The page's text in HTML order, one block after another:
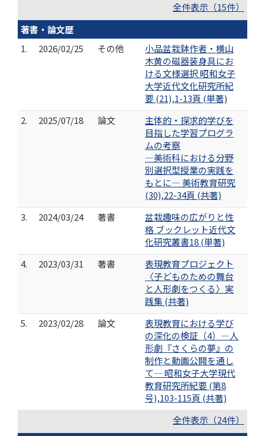
全件表示（15件）
著書・論文歴
1.
2026/02/25 その他
小品盆栽鉢作者・横山
木黄の磁器装身具にお
ける文様選択 昭和女子
大学近代文化研究所紀
要 (21),1-13頁 (単著)
2.
2025/07/18 論文
主体的・探求的学びを
目指した学習プログラ
ムの考察
―美術科における分野
別選択型授業の実践を
もとに― 美術教育研究
(30),22-34頁 (共著)
3.
2024/03/24 著書
盆栽趣味の広がりと性
格 ブックレット近代文
化研究叢書18 (単著)
4.
2023/03/31 著書
表現教育プロジェクト
〈子どものための舞台
と人形劇をつくる〉実
践集 (共著)
5.
2023/02/28 論文
表現教育における学び
の深化の検証（4）―人
形劇『さくらの夢』の
制作と動画公開を通し
て― 昭和女子大学現代
教育研究所紀要 (第8
号),103-115頁 (共著)
全件表示（24件）